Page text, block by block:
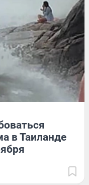
в Таиланде